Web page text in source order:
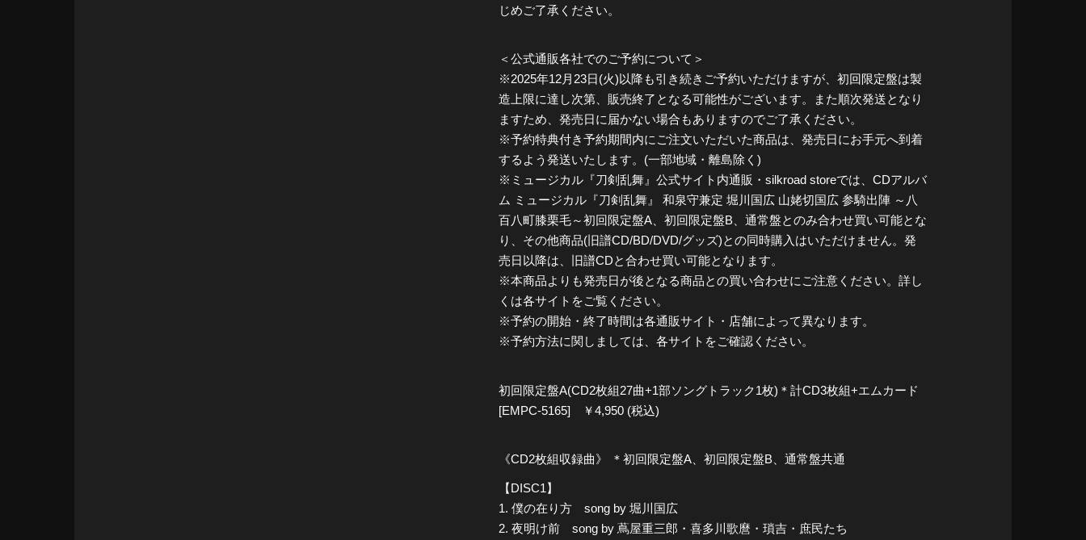
じめご了承ください。
＜公式通販各社でのご予約について＞
※2025年12月23日(火)以降も引き続きご予約いただけますが、初回限定盤は製
造上限に達し次第、販売終了となる可能性がございます。また順次発送となり
ますため、発売日に届かない場合もありますのでご了承ください。
※予約特典付き予約期間内にご注文いただいた商品は、発売日にお手元へ到着
するよう発送いたします。(一部地域・離島除く)
※ミュージカル『刀剣乱舞』公式サイト内通販・silkroad storeでは、CDアルバ
ム ミュージカル『刀剣乱舞』 和泉守兼定 堀川国広 山姥切国広 参騎出陣 ～八
百八町膝栗毛～初回限定盤A、初回限定盤B、通常盤とのみ合わせ買い可能とな
り、その他商品(旧譜CD/BD/DVD/グッズ)との同時購入はいただけません。発
売日以降は、旧譜CDと合わせ買い可能となります。
※本商品よりも発売日が後となる商品との買い合わせにご注意ください。詳し
くは各サイトをご覧ください。
※予約の開始・終了時間は各通販サイト・店舗によって異なります。
※予約方法に関しましては、各サイトをご確認ください。
初回限定盤A(CD2枚組27曲+1部ソングトラック1枚)＊計CD3枚組+エムカード
[EMPC-5165] ￥4,950 (税込)
《CD2枚組収録曲》 ＊初回限定盤A、初回限定盤B、通常盤共通
【DISC1】
1. 僕の在り方 song by 堀川国広
2. 夜明け前 song by 蔦屋重三郎・喜多川歌麿・瑣吉・庶民たち